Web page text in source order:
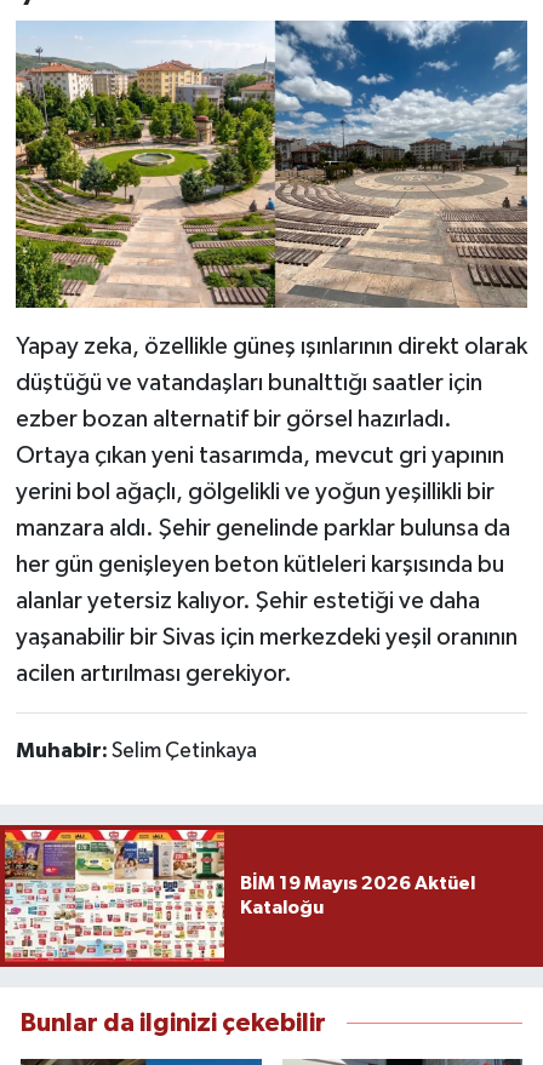
Yapay zeka, özellikle güneş ışınlarının direkt olarak
düştüğü ve vatandaşları bunalttığı saatler için
ezber bozan alternatif bir görsel hazırladı.
Ortaya çıkan yeni tasarımda, mevcut gri yapının
yerini bol ağaçlı, gölgelikli ve yoğun yeşillikli bir
manzara aldı. Şehir genelinde parklar bulunsa da
her gün genişleyen beton kütleleri karşısında bu
alanlar yetersiz kalıyor. Şehir estetiği ve daha
yaşanabilir bir Sivas için merkezdeki yeşil oranının
acilen artırılması gerekiyor.
Muhabir: Selim Çetinkaya
BİM 19 Mayıs 2026 Aktüel
Kataloğu
Bunlar da ilginizi çekebilir